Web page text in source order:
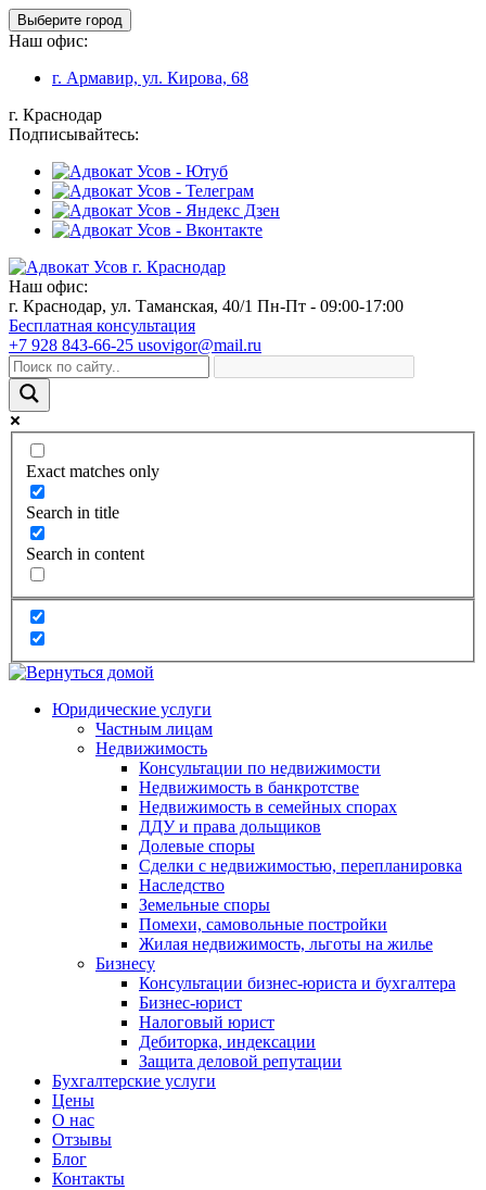
Выберите город
Наш офис:
г. Армавир, ул. Кирова, 68
г. Краснодар
Подписывайтесь:
Наш офис:
г. Краснодар, ул. Таманская, 40/1 Пн-Пт - 09:00-17:00
Бесплатная консультация
+7 928 843-66-25 usovigor@mail.ru
Exact matches only
Search in title
Search in content
Юридические услуги
Частным лицам
Недвижимость
Консультации по недвижимости
Недвижимость в банкротстве
Недвижимость в семейных спорах
ДДУ и права дольщиков
Долевые споры
Сделки с недвижимостью, перепланировка
Наследство
Земельные споры
Помехи, самовольные постройки
Жилая недвижимость, льготы на жилье
Бизнесу
Консультации бизнес-юриста и бухгалтера
Бизнес-юрист
Налоговый юрист
Дебиторка, индексации
Защита деловой репутации
Бухгалтерские услуги
Цены
О нас
Отзывы
Блог
Контакты